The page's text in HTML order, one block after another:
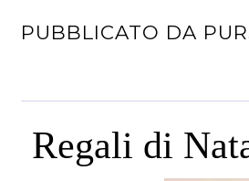
PUBBLICATO DA
Regali di